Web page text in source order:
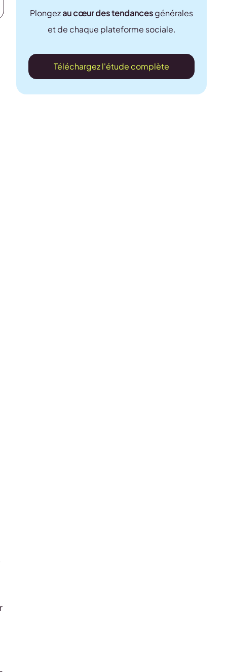
Plongezau cœur des tendancesgénérales
et de chaque plateforme sociale.
Téléchargez l'étude complète